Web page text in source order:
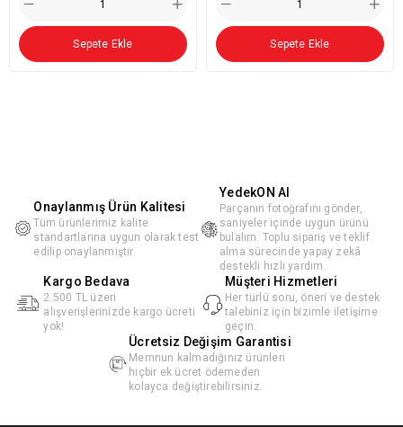
Sepete Ekle Sepete Ekle
Onaylanmış Ürün Kalitesi
Tüm ürünlerimiz kalite
standartlarına uygun olarak test
edilip onaylanmıştır.
YedekON AI
Parçanın fotoğrafını gönder,
saniyeler içinde uygun ürünü
bulalım. Toplu sipariş ve teklif
alma sürecinde yapay zekâ
destekli hızlı yardım.
Kargo Bedava
2.500 TL üzeri
alışverişlerinizde kargo ücreti
yok!
Müşteri Hizmetleri
Her türlü soru, öneri ve destek
talebiniz için bizimle iletişime
geçin.
Ücretsiz Değişim Garantisi
Memnun kalmadığınız ürünleri
hiçbir ek ücret ödemeden
kolayca değiştirebilirsiniz.